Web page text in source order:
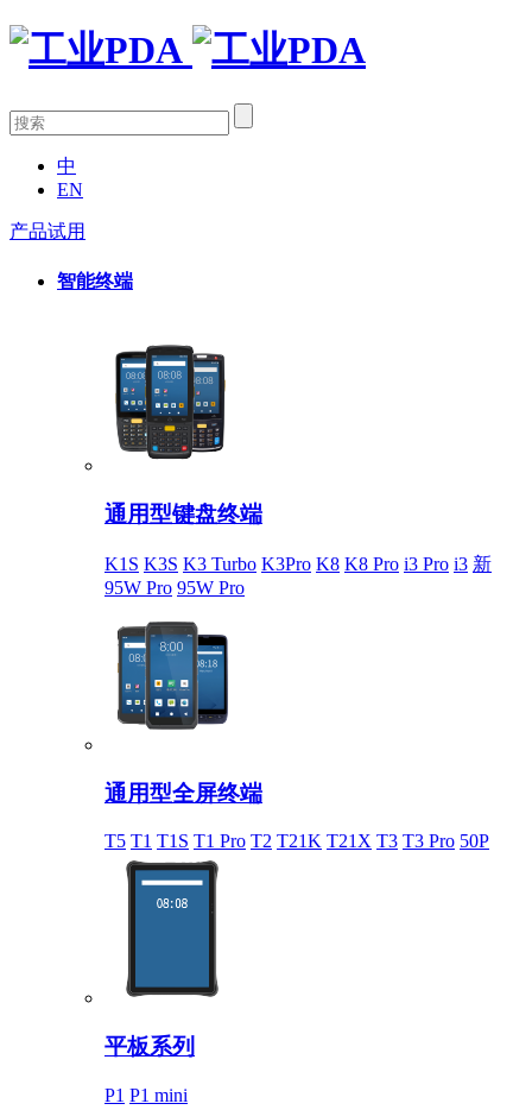
中
EN
产品试用
智能终端
通用型键盘终端
K1S K3S K3 Turbo K3Pro K8 K8 Pro i3 Pro i3 新
95W Pro 95W Pro
通用型全屏终端
T5 T1 T1S T1 Pro T2 T21K T21X T3 T3 Pro 50P
平板系列
P1 P1 mini